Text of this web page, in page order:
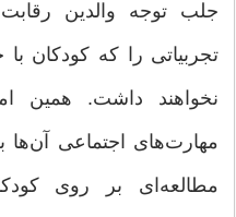
جلب توجه والدین
تجربیاتی را که کودکان با
نخواهند داشت. همین
مهارت‌های اجتماعی آن‌ها